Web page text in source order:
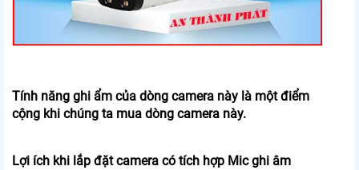
Tính năng ghi ẩm của dòng camera này là một điểm
cộng khi chúng ta mua dòng camera này.
Lợi ích khi lắp đặt camera có tích hợp Mic ghi âm